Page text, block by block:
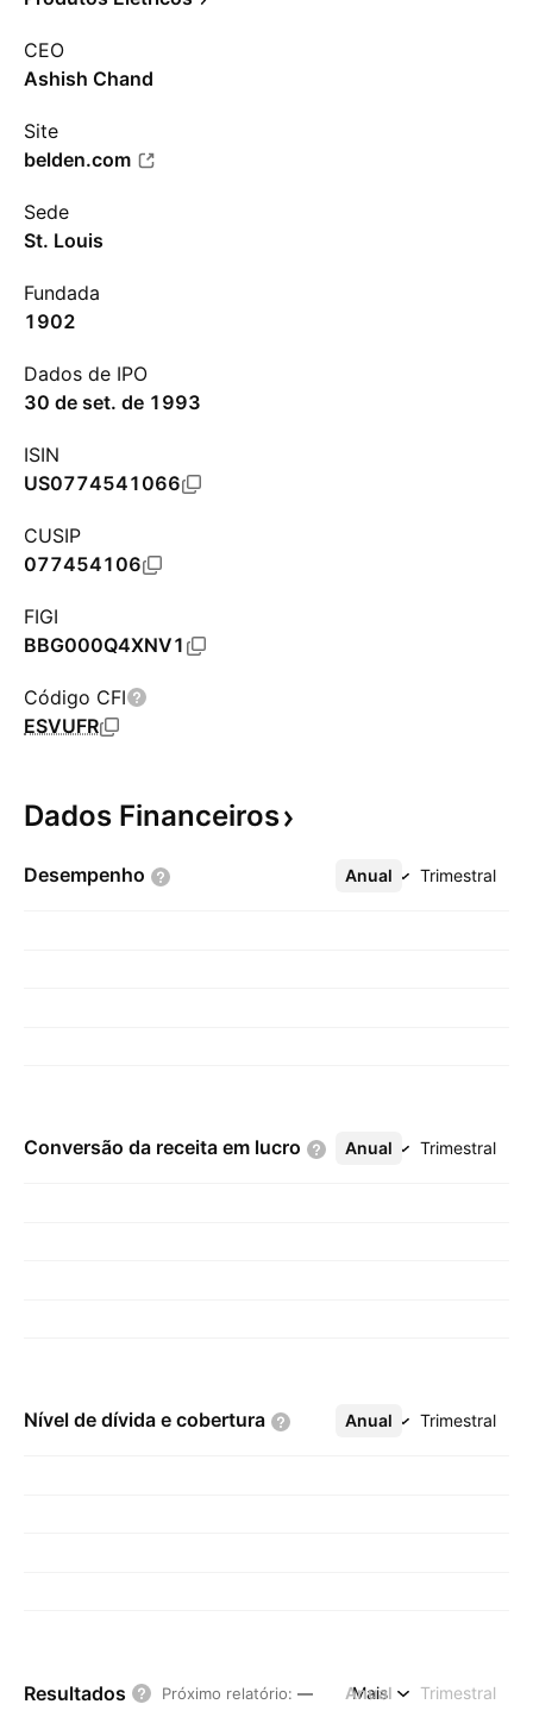
CEO
Ashish Chand
Site
belden.com
Sede
St. Louis
Fundada
1902
Dados de IPO
30 de set. de 1993
ISIN
US0774541066
CUSIP
077454106
FIGI
BBG000Q4XNV1
Código CFI
ESVUFR
Dados Financeiros
Desempenho Anual Trimestral
Mais
Conversão da receita em lucro Anual Trimestral
Mais
Nível de dívida e cobertura Anual Trimestral
Mais
Resultados Próximo relatório: — Anual Trimestral
Mais